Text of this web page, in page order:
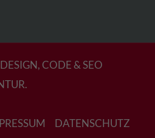
CODE & SEO
DATENSCHUTZ